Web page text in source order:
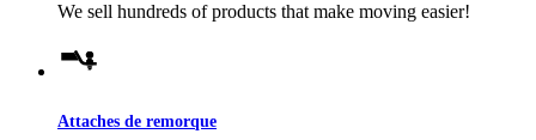
We sell hundreds of products that make moving easier!
Attaches de remorque